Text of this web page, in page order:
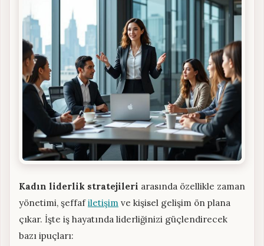
Kadın liderlik stratejileri arasında özellikle zaman
yönetimi, şeffafiletişim ve kişisel gelişim ön plana
çıkar. İşte iş hayatında liderliğinizi güçlendirecek
bazı ipuçları: